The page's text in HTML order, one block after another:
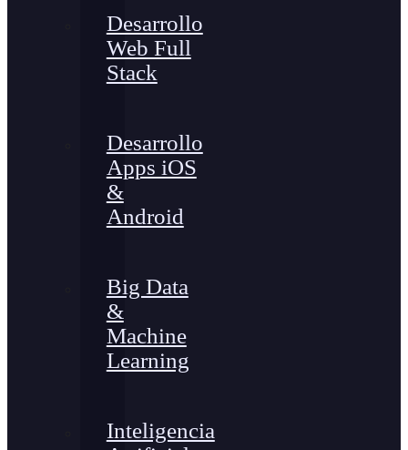
Desarrollo
Web Full
Stack
Desarrollo
Apps iOS
&
Android
Big Data
&
Machine
Learning
Inteligencia